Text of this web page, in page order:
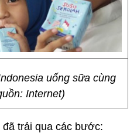
uống sữa cùng
Internet)
trải qua các bước: